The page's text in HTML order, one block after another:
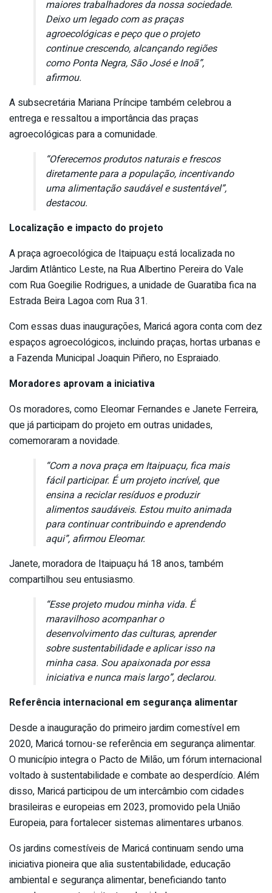
maiores trabalhadores da nossa sociedade.
Deixo um legado com as praças
agroecológicas e peço que o projeto
continue crescendo, alcançando regiões
como Ponta Negra, São José e Inoã”,
afirmou.
A subsecretária Mariana Príncipe também celebrou a
entrega e ressaltou a importância das praças
agroecológicas para a comunidade.
“Oferecemos produtos naturais e frescos
diretamente para a população, incentivando
uma alimentação saudável e sustentável”,
destacou.
Localização e impacto do projeto
A praça agroecológica de Itaipuaçu está localizada no
Jardim Atlântico Leste, na Rua Albertino Pereira do Vale
com Rua Goegilie Rodrigues, a unidade de Guaratiba fica na
Estrada Beira Lagoa com Rua 31.
Com essas duas inaugurações, Maricá agora conta com dez
espaços agroecológicos, incluindo praças, hortas urbanas e
a Fazenda Municipal Joaquin Piñero, no Espraiado.
Moradores aprovam a iniciativa
Os moradores, como Eleomar Fernandes e Janete Ferreira,
que já participam do projeto em outras unidades,
comemoraram a novidade.
“Com a nova praça em Itaipuaçu, fica mais
fácil participar. É um projeto incrível, que
ensina a reciclar resíduos e produzir
alimentos saudáveis. Estou muito animada
para continuar contribuindo e aprendendo
aqui”, afirmou Eleomar.
Janete, moradora de Itaipuaçu há 18 anos, também
compartilhou seu entusiasmo.
“Esse projeto mudou minha vida. É
maravilhoso acompanhar o
desenvolvimento das culturas, aprender
sobre sustentabilidade e aplicar isso na
minha casa. Sou apaixonada por essa
iniciativa e nunca mais largo”, declarou.
Referência internacional em segurança alimentar
Desde a inauguração do primeiro jardim comestível em
2020, Maricá tornou-se referência em segurança alimentar.
O município integra o Pacto de Milão, um fórum internacional
voltado à sustentabilidade e combate ao desperdício. Além
disso, Maricá participou de um intercâmbio com cidades
brasileiras e europeias em 2023, promovido pela União
Europeia, para fortalecer sistemas alimentares urbanos.
Os jardins comestíveis de Maricá continuam sendo uma
iniciativa pioneira que alia sustentabilidade, educação
ambiental e segurança alimentar, beneficiando tanto